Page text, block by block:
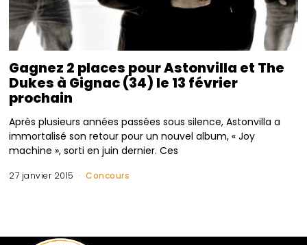
Gagnez 2 places pour Astonvilla et The
Dukes à Gignac (34) le 13 février
prochain
Après plusieurs années passées sous silence, Astonvilla a
immortalisé son retour pour un nouvel album, « Joy
machine », sorti en juin dernier. Ces
27 janvier 2015 Concours